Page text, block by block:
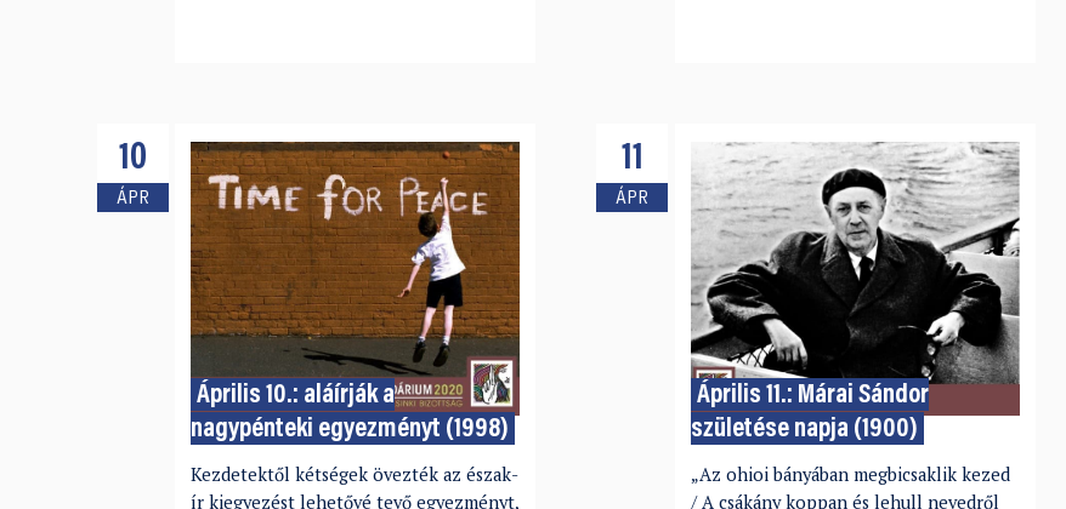
10
ÁPR
Április 10.: aláírják a
nagypénteki egyezményt (1998)
Kezdetektől kétségek övezték az észak-
ír kiegyezést lehetővé tevő egyezményt,
11
ÁPR
Április 11.: Márai Sándor
születése napja (1900)
„Az ohioi bányában megbicsaklik kezed
/ A csákány koppan és lehull nevedről